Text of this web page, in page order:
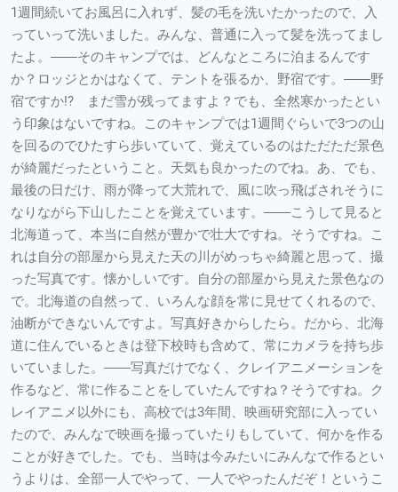
1週間続いてお風呂に入れず、髪の毛を洗いたかったので、入
っていって洗いました。みんな、普通に入って髪を洗ってまし
たよ。――そのキャンプでは、どんなところに泊まるんです
か？ロッジとかはなくて、テントを張るか、野宿です。――野
宿ですか!? まだ雪が残ってますよ？でも、全然寒かったとい
う印象はないですね。このキャンプでは1週間ぐらいで3つの山
を回るのでひたすら歩いていて、覚えているのはただただ景色
が綺麗だったということ。天気も良かったのでね。あ、でも、
最後の日だけ、雨が降って大荒れで、風に吹っ飛ばされそうに
なりながら下山したことを覚えています。――こうして見ると
北海道って、本当に自然が豊かで壮大ですね。そうですね。こ
れは自分の部屋から見えた天の川がめっちゃ綺麗と思って、撮
った写真です。懐かしいです。自分の部屋から見えた景色なの
で。北海道の自然って、いろんな顔を常に見せてくれるので、
油断ができないんですよ。写真好きからしたら。だから、北海
道に住んでいるときは登下校時も含めて、常にカメラを持ち歩
いていました。――写真だけでなく、クレイアニメーションを
作るなど、常に作ることをしていたんですね？そうですね。ク
レイアニメ以外にも、高校では3年間、映画研究部に入ってい
たので、みんなで映画を撮っていたりもしていて、何かを作る
ことが好きでした。でも、当時は今みたいにみんなで作るとい
うよりは、全部一人でやって、一人でやったんだぞ！というこ